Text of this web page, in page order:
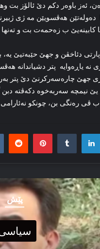
ئەز باوەر دکم دێ ئالۆز بت
دەولەتێن هەڤسویێن مە ژی
کابینەیێ ب زەحمەت بت و تەنها
دئاخڤن و جهێ حێبەتیێ یە،
نە یاڕەوایە پتر دشیاندانە
جهێ چارەسەرکرنێ دێ پتر
یێ نیمچە سەربەخوە دکەڤتە
ڤی رەنگی بن، چونکو نەئارامی
LinkedIn
Tumblr
پێش